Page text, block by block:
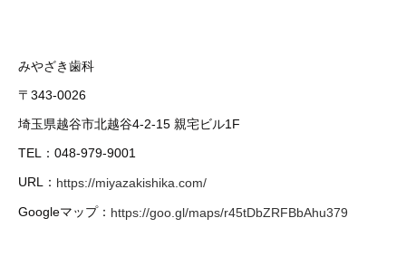
みやざき歯科
〒343-0026
埼玉県越谷市北越谷4-2-15 親宅ビル1F
TEL：048-979-9001
URL： https://miyazakishika.com/
Googleマップ： https://goo.gl/maps/r45tDbZRFBbAhu379